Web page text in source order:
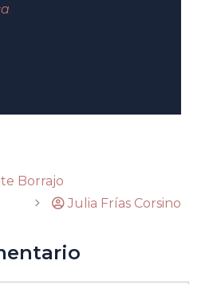
Borrajo
Julia Frías Corsino